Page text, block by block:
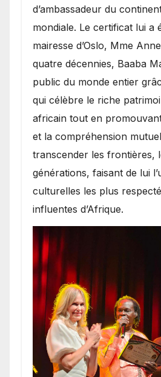
d’ambassadeur du
mondiale. Le certificat lui a
mairesse d’Oslo, Mme
quatre décennies, Baaba
public du monde entier
qui célèbre le riche
africain tout en
et la compréhension
transcender les frontières,
générations, faisant de lui
culturelles les plus
influentes d’Afrique.